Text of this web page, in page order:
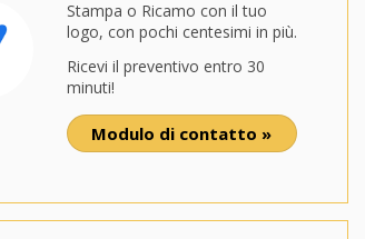
Stampa o Ricamo con il tuo
logo, con pochi centesimi in più.
Ricevi il preventivo entro 30
minuti!
Modulo di contatto »